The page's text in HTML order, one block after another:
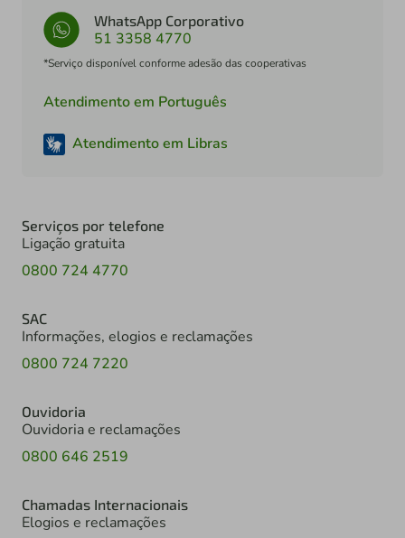
WhatsApp Corporativo
51 3358 4770
*Serviço disponível conforme adesão das cooperativas
Atendimento em Português
Atendimento em Libras
Serviços por telefone
Ligação gratuita
0800 724 4770
SAC
Informações, elogios e reclamações
0800 724 7220
Ouvidoria
Ouvidoria e reclamações
0800 646 2519
Chamadas Internacionais
Elogios e reclamações